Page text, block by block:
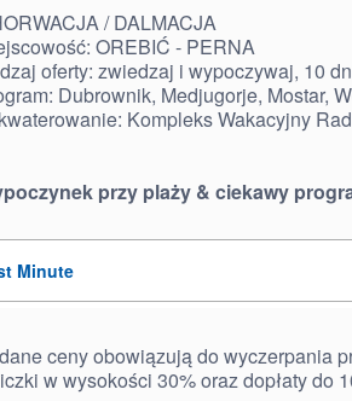
/ DALMACJA
OREBIĆ - PERNA
oferty: zwiedzaj i wypoczywaj, 10
Dubrownik, Medjugorje, Mostar,
Kompleks Wakacyjny
przy plaży & ciekawy
Minute
ceny obowiązują do wyczerpania
w wysokości 30% oraz dopłaty do